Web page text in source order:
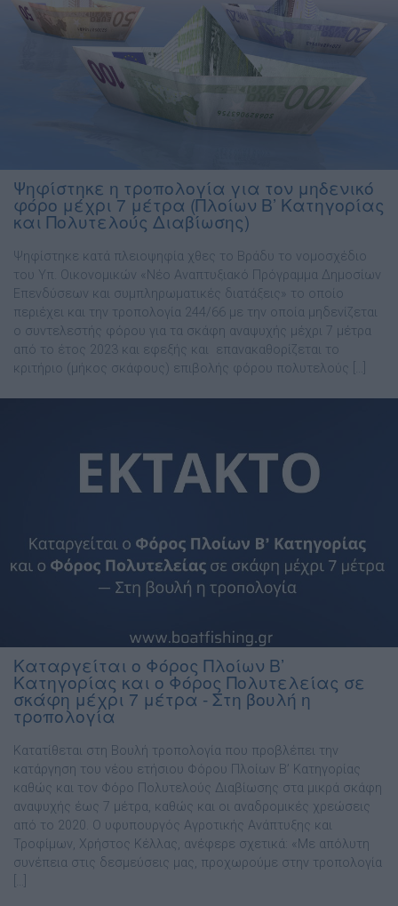
Ψηφίστηκε η τροπολογία για τον μηδενικό
φόρο μέχρι 7 μέτρα (Πλοίων Β’ Κατηγορίας
και Πολυτελούς Διαβίωσης)
Ψηφίστηκε κατά πλειοψηφία χθες το Βράδυ το νομοσχέδιο
του Υπ. Οικονομικών «Νέο Αναπτυξιακό Πρόγραμμα Δημοσίων
Επενδύσεων και συμπληρωματικές διατάξεις» το οποίο
περιέχει και την τροπολογία 244/66 με την οποία μηδενίζεται
ο συντελεστής φόρου για τα σκάφη αναψυχής μέχρι 7 μέτρα
από το έτος 2023 και εφεξής και επανακαθορίζεται το
κριτήριο (μήκος σκάφους) επιβολής φόρου πολυτελούς […]
Καταργείται ο Φόρος Πλοίων Β’
Κατηγορίας και ο Φόρος Πολυτελείας σε
σκάφη μέχρι 7 μέτρα - Στη βουλή η
τροπολογία
Κατατίθεται στη Βουλή τροπολογία που προβλέπει την
κατάργηση του νέου ετήσιου Φόρου Πλοίων Β’ Κατηγορίας
καθώς και τον Φόρο Πολυτελούς Διαβίωσης στα μικρά σκάφη
αναψυχής έως 7 μέτρα, καθώς και οι αναδρομικές χρεώσεις
από το 2020. Ο υφυπουργός Αγροτικής Ανάπτυξης και
Τροφίμων, Χρήστος Κέλλας, ανέφερε σχετικά: «Με απόλυτη
συνέπεια στις δεσμεύσεις μας, προχωρούμε στην τροπολογία